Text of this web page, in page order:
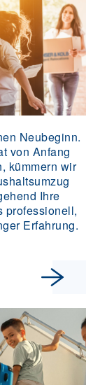
Neubeginn.
von Anfang
kümmern wir
Ihre
professionell,
Erfahrung.